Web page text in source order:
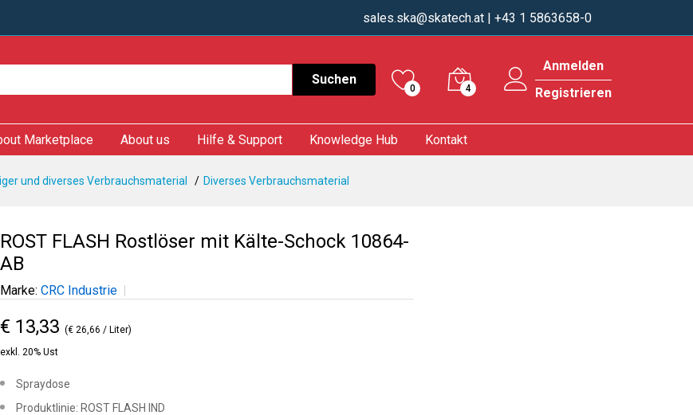
sales.ska@skatech.at | +43 1 5863658-0
Suchen
0 4
Anmelden
Registrieren
Marketplace About us Hilfe & Support Knowledge Hub Kontakt
und diverses Verbrauchsmaterial Diverses Verbrauchsmaterial
ROST FLASH Rostlöser mit Kälte-Schock 10864-
AB
Marke: CRC Industrie
€ 13,33 (€ 26,66 / Liter)
exkl. 20% Ust
Spraydose
Produktlinie: ROST FLASH IND